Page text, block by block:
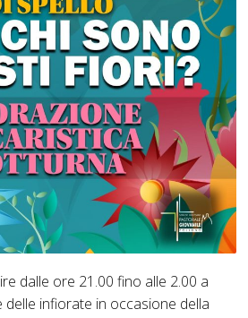
dalle ore 21.00 fino alle 2.00 a
delle infiorate in occasione della